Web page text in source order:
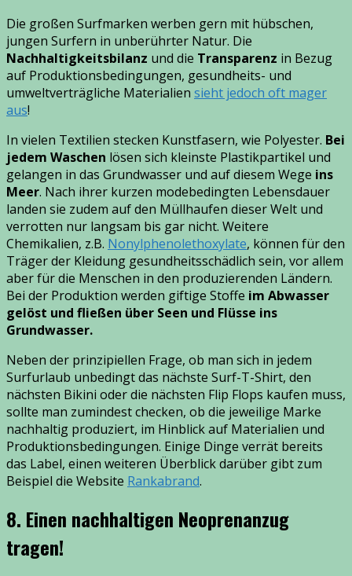
Die großen Surfmarken werben gern mit hübschen,
jungen Surfern in unberührter Natur. Die
Nachhaltigkeitsbilanz und die Transparenz in Bezug
auf Produktionsbedingungen, gesundheits- und
umweltverträgliche Materialien sieht jedoch oft mager
aus!
In vielen Textilien stecken Kunstfasern, wie Polyester. Bei
jedem Waschen lösen sich kleinste Plastikpartikel und
gelangen in das Grundwasser und auf diesem Wege ins
Meer. Nach ihrer kurzen modebedingten Lebensdauer
landen sie zudem auf den Müllhaufen dieser Welt und
verrotten nur langsam bis gar nicht. Weitere
Chemikalien, z.B. Nonylphenolethoxylate, können für den
Träger der Kleidung gesundheitsschädlich sein, vor allem
aber für die Menschen in den produzierenden Ländern.
Bei der Produktion werden giftige Stoffe im Abwasser
gelöst und fließen über Seen und Flüsse ins
Grundwasser.
Neben der prinzipiellen Frage, ob man sich in jedem
Surfurlaub unbedingt das nächste Surf-T-Shirt, den
nächsten Bikini oder die nächsten Flip Flops kaufen muss,
sollte man zumindest checken, ob die jeweilige Marke
nachhaltig produziert, im Hinblick auf Materialien und
Produktionsbedingungen. Einige Dinge verrät bereits
das Label, einen weiteren Überblick darüber gibt zum
Beispiel die Website Rankabrand.
8. Einen nachhaltigen Neoprenanzug
tragen!